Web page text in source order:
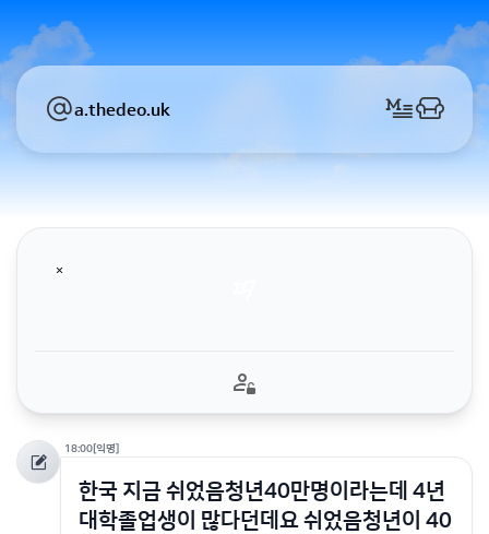
a.thedeo.uk
18:00[익명]
한국 지금 쉬었음청년40만명이라는데 4년
대학졸업생이 많다던데요 쉬었음청년이 40